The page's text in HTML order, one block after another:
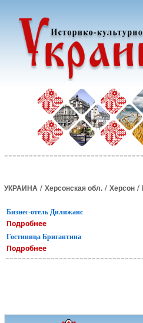
УКРАИНА / Херсонская обл. / Херсон /
Бизнес-отель Дилижанс
Подробнее
Гостиница Бригантина
Подробнее